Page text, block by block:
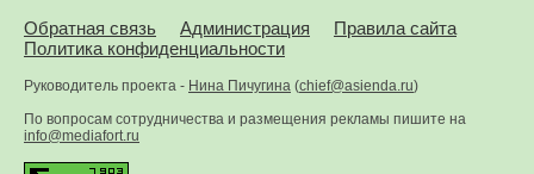
Обратная связь Администрация
Правила сайта
Политика конфиденциальности
Руководитель проекта - Нина Пичугина (chief@asienda.ru)
По вопросам сотрудничества и размещения рекламы пишите на
info@mediafort.ru